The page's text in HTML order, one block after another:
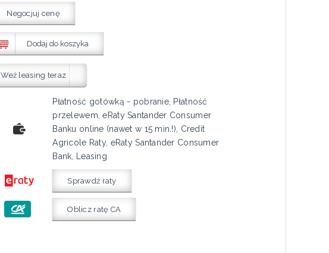
Negocjuj cenę
Dodaj do koszyka
Weź leasing teraz
Płatność gotówką - pobranie, Płatność
przelewem, eRaty Santander Consumer
Banku online (nawet w 15 min.!), Credit
Agricole Raty, eRaty Santander Consumer
Bank, Leasing
Sprawdź raty
Oblicz ratę CA